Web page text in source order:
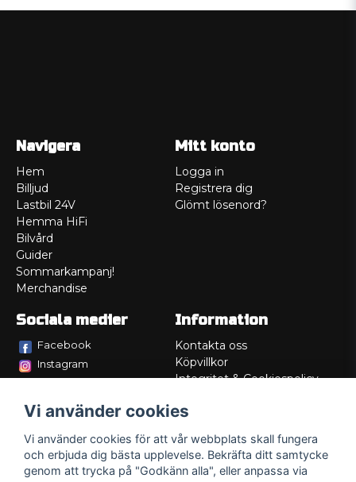
Navigera
Hem
Billjud
Lastbil 24V
Hemma HiFi
Bilvård
Guider
Sommarkampanj!
Merchandise
Mitt konto
Logga in
Registrera dig
Glömt lösenord?
Sociala medier
Facebook
Instagram
Information
Kontakta oss
Köpvillkor
Integritet & Cookiespolicy
Service/Garanti
Lådritning
Om oss
Vi använder cookies
Vi använder cookies för att vår webbplats skall fungera
och erbjuda dig bästa upplevelse. Bekräfta ditt samtycke
genom att trycka på "Godkänn alla", eller anpassa via